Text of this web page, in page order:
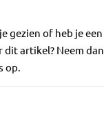
gezien of heb je een
artikel? Neem dan
op.